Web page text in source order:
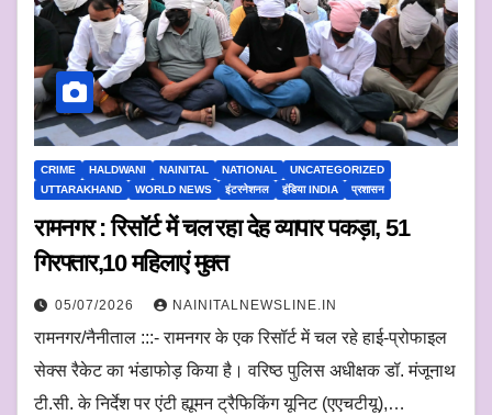
CRIME HALDWANI NAINITAL NATIONAL
UNCATEGORIZED
UTTARAKHAND
WORLD NEWS इंटरनेशनल इंडिया INDIA प्रशासन
रामनगर : रिसॉर्ट में चल रहा देह व्यापार पकड़ा, 51
गिरफ्तार,10 महिलाएं मुक्त
05/07/2026 NAINITALNEWSLINE.IN
रामनगर/नैनीताल :::- रामनगर के एक रिसॉर्ट में चल रहे हाई-प्रोफाइल
सेक्स रैकेट का भंडाफोड़ किया है। वरिष्ठ पुलिस अधीक्षक डॉ. मंजूनाथ
टी.सी. के निर्देश पर एंटी ह्यूमन ट्रैफिकिंग यूनिट (एएचटीयू),…